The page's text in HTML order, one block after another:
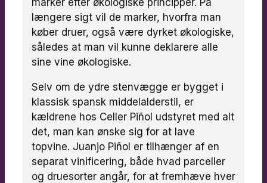
længere sigt vil de marker, hvorfra man
køber druer, også være dyrket økologiske,
således at man vil kunne deklarere alle
sine vine økologiske.
Selv om de ydre stenvægge er bygget i
klassisk spansk middelalderstil, er
kældrene hos Celler Piñol udstyret med alt
det, man kan ønske sig for at lave
topvine. Juanjo Piñol er tilhænger af en
separat vinificering, både hvad parceller
og druesorter angår, for at fremhæve hver